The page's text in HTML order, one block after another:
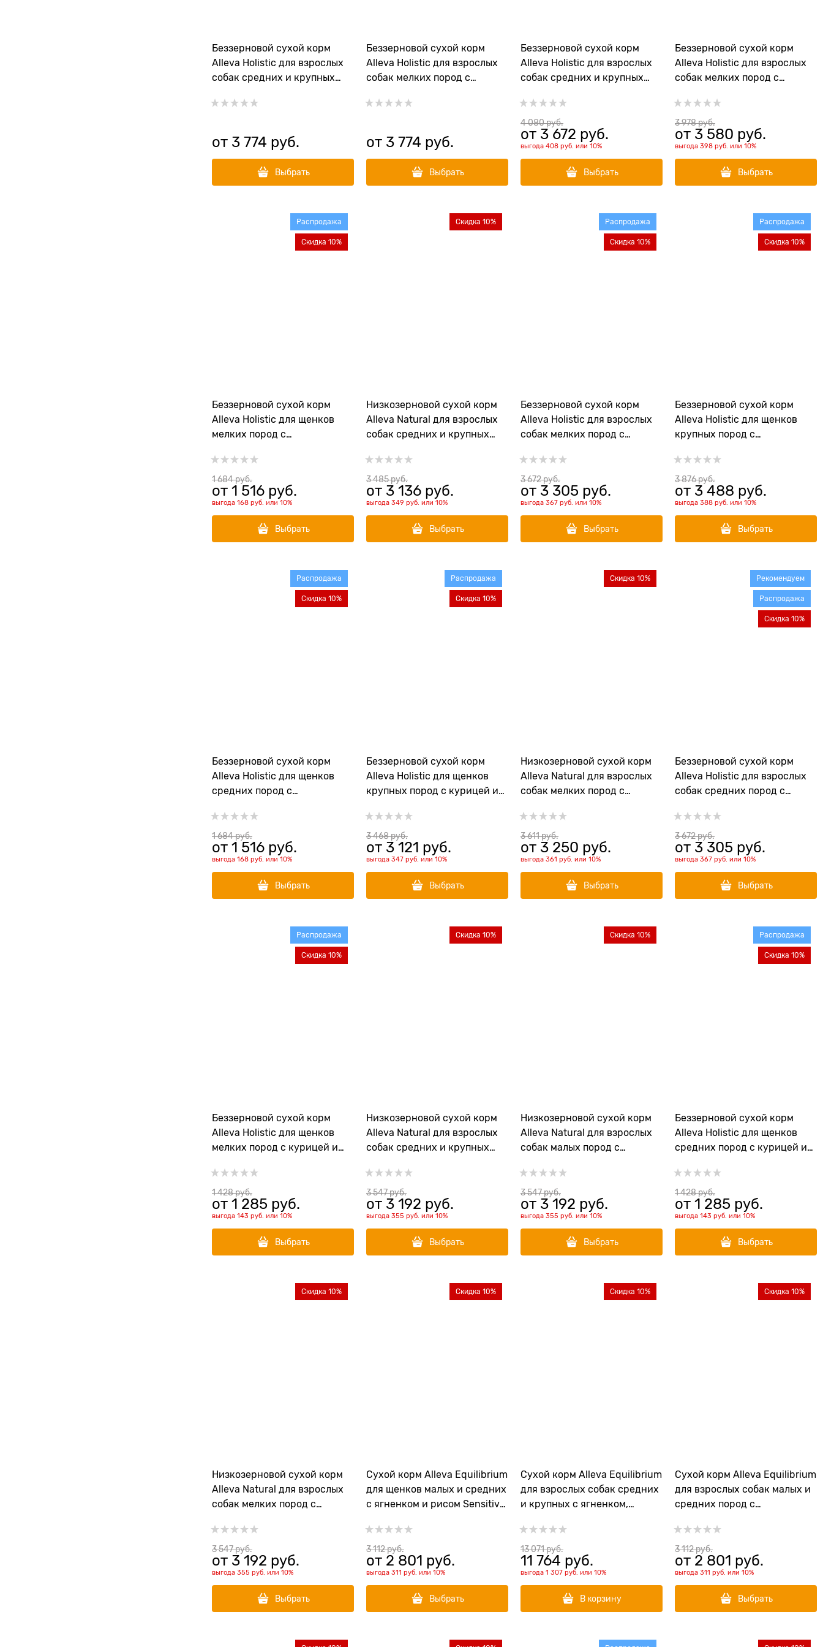
Беззерновой сухой корм
Alleva Holistic для взрослых
собак средних и крупных
(Lamb & Venison Adult
от 3 774 руб.
Выбрать
Беззерновой сухой корм
Alleva Holistic для взрослых
собак мелких пород с
& Venison Adult Mini)
от 3 774 руб.
Выбрать
Беззерновой сухой корм
Alleva Holistic для взрослых
собак средних и крупных
(Adult Ocean Fish
Medium/Maxi)
4 080 руб.
от 3 672 руб.
выгода 408 руб. или 10%
Выбрать
Беззерновой сухой корм
Alleva Holistic для взрослых
собак мелких пород с
Fish Adult Mini)
3 978 руб.
от 3 580 руб.
выгода 398 руб. или 10%
Выбрать
Беззерновой сухой корм
Alleva Holistic для щенков
мелких пород с
(Puppy/Junior Ocean Fish
Mini)
Распродажа
Скидка 10%
1 684 руб.
от 1 516 руб.
выгода 168 руб. или 10%
Выбрать
Низкозерновой сухой корм
Alleva Natural для взрослых
собак средних и крупных
(Lamb & Pumkin Adult Medium
& Maxi)
Скидка 10%
3 485 руб.
от 3 136 руб.
выгода 349 руб. или 10%
Выбрать
Беззерновой сухой корм
Alleva Holistic для взрослых
собак мелких пород с
Duck Adult Mini)
Распродажа
Скидка 10%
3 672 руб.
от 3 305 руб.
выгода 367 руб. или 10%
Выбрать
Беззерновой сухой корм
Alleva Holistic для щенков
крупных пород с
(Puppy/Junior Ocean Fish
Maxi)
Распродажа
Скидка 10%
3 876 руб.
от 3 488 руб.
выгода 388 руб. или 10%
Выбрать
Беззерновой сухой корм
Alleva Holistic для щенков
средних пород с
(Puppy/Junior Ocean Fish
Medium)
Распродажа
Скидка 10%
1 684 руб.
от 1 516 руб.
выгода 168 руб. или 10%
Выбрать
Беззерновой сухой корм
Alleva Holistic для щенков
крупных пород с курицей и
& Duck Maxi)
Распродажа
Скидка 10%
3 468 руб.
от 3 121 руб.
выгода 347 руб. или 10%
Выбрать
Низкозерновой сухой корм
Alleva Natural для взрослых
собак мелких пород с
тыквой (Ocean Fish & Pumkin
Adult Mini)
Скидка 10%
3 611 руб.
от 3 250 руб.
выгода 361 руб. или 10%
Выбрать
Беззерновой сухой корм
Alleva Holistic для взрослых
собак средних пород с
Duck Adult Medium)
Рекомендуем
Распродажа
Скидка 10%
3 672 руб.
от 3 305 руб.
выгода 367 руб. или 10%
Выбрать
Беззерновой сухой корм
Alleva Holistic для щенков
мелких пород с курицей и
& Duck Mini)
Распродажа
Скидка 10%
1 428 руб.
от 1 285 руб.
выгода 143 руб. или 10%
Выбрать
Низкозерновой сухой корм
Alleva Natural для взрослых
собак средних и крупных
и тыквой (Ocean Fish &
Pumkin Adult Medium & Maxi)
Скидка 10%
3 547 руб.
от 3 192 руб.
выгода 355 руб. или 10%
Выбрать
Низкозерновой сухой корм
Alleva Natural для взрослых
собак малых пород с
Pumkin Adult Mini)
Скидка 10%
3 547 руб.
от 3 192 руб.
выгода 355 руб. или 10%
Выбрать
Беззерновой сухой корм
Alleva Holistic для щенков
средних пород с курицей и
& Duck Meduim)
Распродажа
Скидка 10%
1 428 руб.
от 1 285 руб.
выгода 143 руб. или 10%
Выбрать
Низкозерновой сухой корм
Alleva Natural для взрослых
собак мелких пород с
Pumkin Adult Mini)
Скидка 10%
3 547 руб.
от 3 192 руб.
выгода 355 руб. или 10%
Выбрать
Сухой корм Alleva Equilibrium
для щенков малых и средних
с ягненком и рисом Sensitive
Скидка 10%
3 112 руб.
от 2 801 руб.
выгода 311 руб. или 10%
Выбрать
Сухой корм Alleva Equilibrium
для взрослых собак средних
и крупных с ягненком,
Sensitive Lamb & Ocean Fish
Medium/Maxi
Скидка 10%
13 071 руб.
11 764 руб.
выгода 1 307 руб. или 10%
В корзину
Сухой корм Alleva Equilibrium
для взрослых собак малых и
средних пород с
Sensitive Ocean Fish
Mini/Medium
Скидка 10%
3 112 руб.
от 2 801 руб.
выгода 311 руб. или 10%
Выбрать